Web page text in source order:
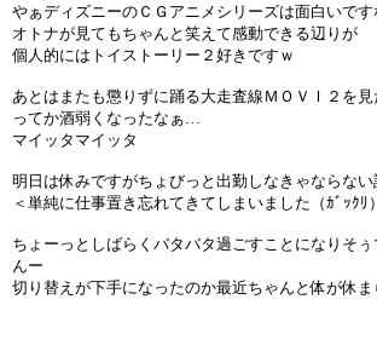
やぁディズニーのＣＧアニメシリーズは面白いです
オトナが見てもちゃんと笑えて感動できる辺りが
個人的にはトイストーリー２好きですｗ
あとはまたも懲りずに踊る大走査線ＭＯＶＩ２を
ってか酒弱くなったなぁ…
マイッタマイッタ
明日は休みですがちょびっと出勤しなきゃならない
＜単純に仕事置き忘れてきてしまいました（ｶﾞｯｸﾘ）
ちょーっとしばらくバタバタ過ごすことになりそぅ
んー
切り替えが下手になったのか最近ちゃんと体が休